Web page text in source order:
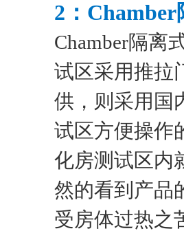
2：
Chamber隔离
试区采用推拉
供，则采用国
试区方便操作
化房测试区内
然的看到产品
受房体过热之